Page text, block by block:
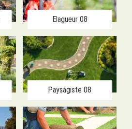
Elagueur 08
Paysagiste 08